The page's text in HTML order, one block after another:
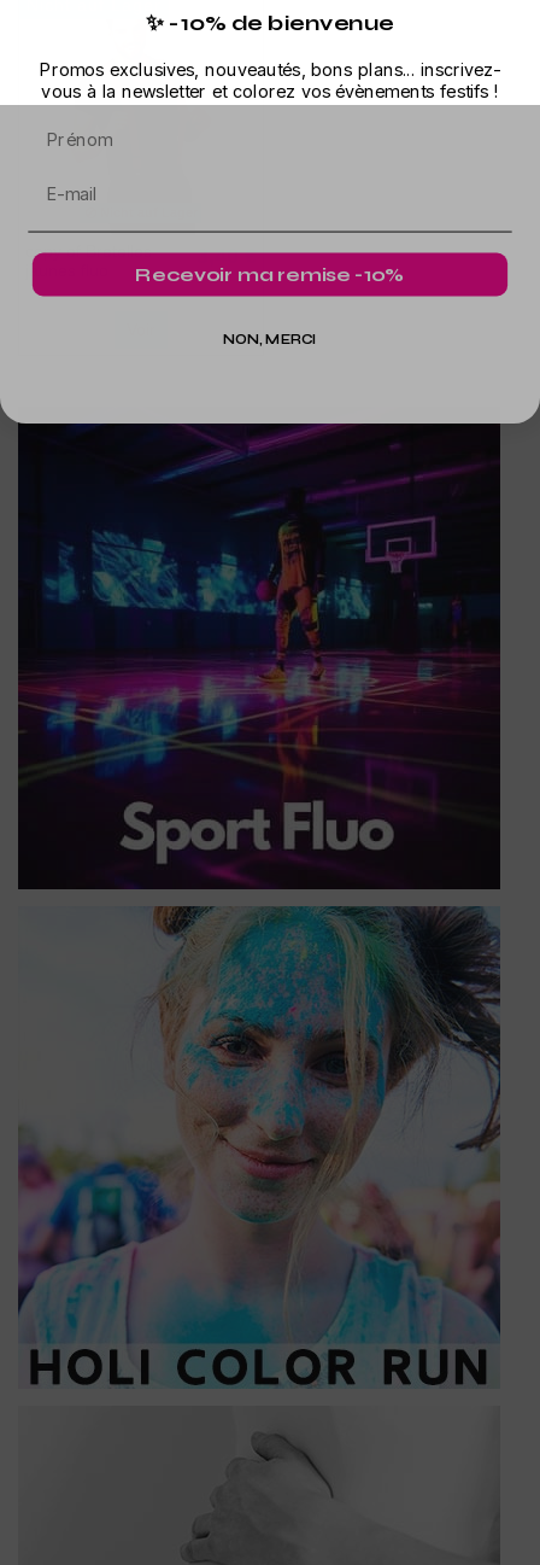
(2 noten)
copy of Bretelles
3,40 €
✨ -10% de bienvenue
Promos exclusives, nouveautés, bons plans... inscrivez-
vous à la newsletter et colorez vos évènements festifs !
Recevoir ma remise -10%
NON, MERCI